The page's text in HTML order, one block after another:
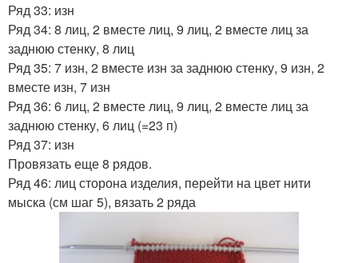
Ряд 33: изн
Ряд 34: 8 лиц, 2 вместе лиц, 9 лиц, 2 вместе лиц за
заднюю стенку, 8 лиц
Ряд 35: 7 изн, 2 вместе изн за заднюю стенку, 9 изн, 2
вместе изн, 7 изн
Ряд 36: 6 лиц, 2 вместе лиц, 9 лиц, 2 вместе лиц за
заднюю стенку, 6 лиц (=23 п)
Ряд 37: изн
Провязать еще 8 рядов.
Ряд 46: лиц сторона изделия, перейти на цвет нити
мыска (см шаг 5), вязать 2 ряда